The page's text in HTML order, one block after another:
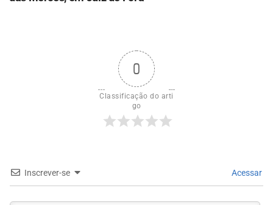
0
Classificação do arti
go
Inscrever-se Acessar